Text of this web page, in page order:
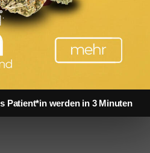
Monaco und Cannes – Reisen an die
Patient*in werden in 3 Minuten